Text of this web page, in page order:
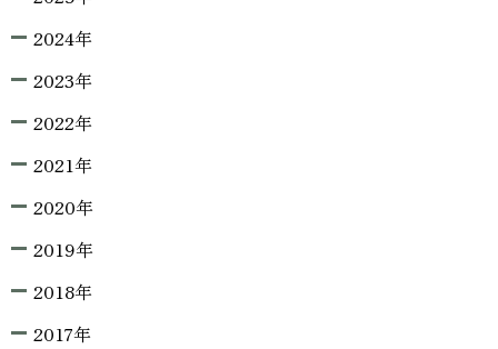
2024年
2023年
2022年
2021年
2020年
2019年
2018年
2017年